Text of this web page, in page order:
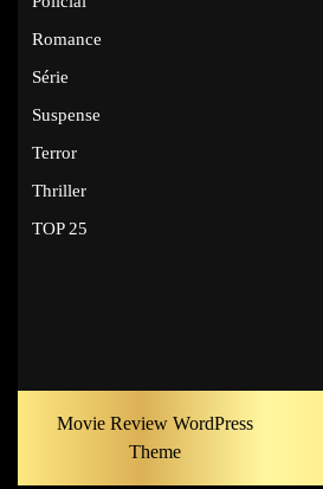
Romance
Série
Suspense
Terror
Thriller
TOP 25
Movie Review WordPress
Theme